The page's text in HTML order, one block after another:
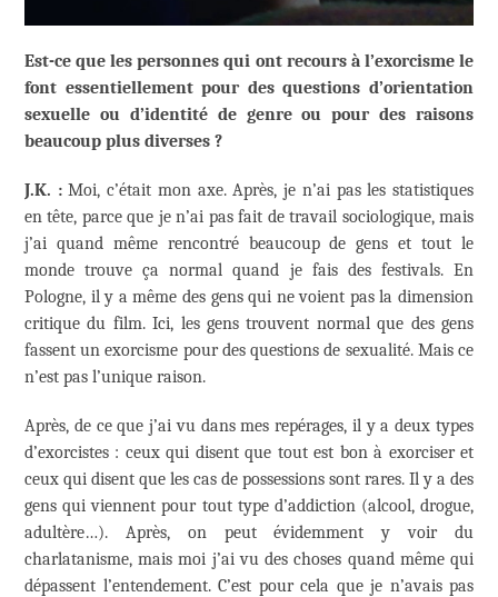
Est-ce que les personnes qui ont recours à l’exorcisme le
font essentiellement pour des questions d’orientation
sexuelle ou d’identité de genre ou pour des raisons
beaucoup plus diverses ?
J.K. :Moi, c’était mon axe. Après, je n’ai pas les statistiques
en tête, parce que je n’ai pas fait de travail sociologique, mais
j’ai quand même rencontré beaucoup de gens et tout le
monde trouve ça normal quand je fais des festivals. En
Pologne, il y a même des gens qui ne voient pas la dimension
critique du film. Ici, les gens trouvent normal que des gens
fassent un exorcisme pour des questions de sexualité. Mais ce
n’est pas l’unique raison.
Après, de ce que j’ai vu dans mes repérages, il y a deux types
d’exorcistes : ceux qui disent que tout est bon à exorciser et
ceux qui disent que les cas de possessions sont rares. Il y a des
gens qui viennent pour tout type d’addiction (alcool, drogue,
adultère…). Après, on peut évidemment y voir du
charlatanisme, mais moi j’ai vu des choses quand même qui
dépassent l’entendement. C’est pour cela que je n’avais pas